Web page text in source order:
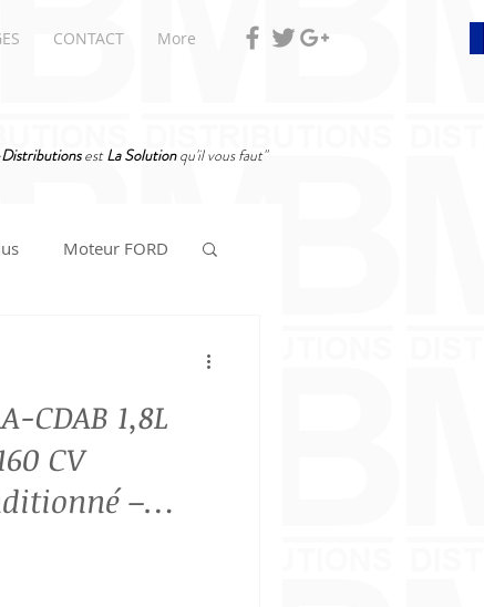
CONTACT More
estLa Solutionqu'il vous faut"
Moteur FORD
CDAB 1,8L
CV
–